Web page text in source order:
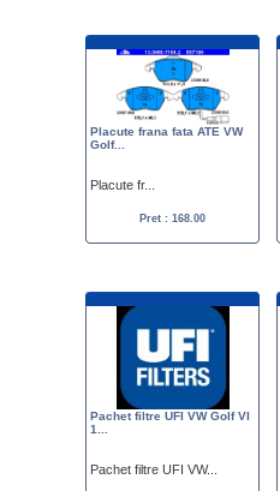
Placute frana fata ATE VW
Golf...
Placute fr...
Pret : 168.00
Pachet filtre UFI VW Golf VI
1...
Pachet filtre UFI VW...